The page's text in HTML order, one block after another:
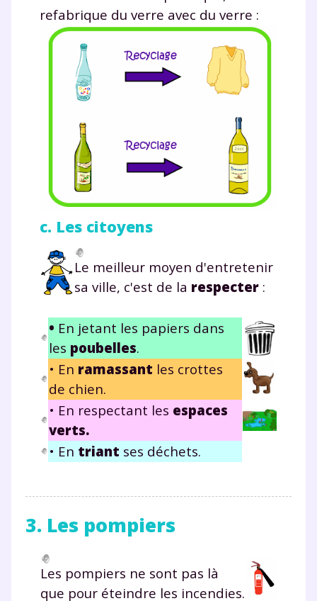
refabrique du verre avec du verre :
c. Les citoyens
Le meilleur moyen d'entretenir
sa ville, c'est de la respecter :
• En jetant les papiers dans
les poubelles.
• En ramassant les crottes
de chien.
• En respectant les espaces
verts.
• En triant ses déchets.
3. Les pompiers
Les pompiers ne sont pas là
que pour éteindre les incendies.